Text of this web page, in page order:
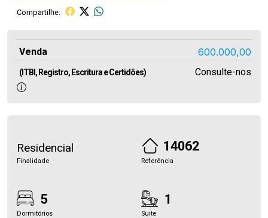
Compartilhe:
Venda 600.000,00
(ITBI, Registro, Escritura e Certidões) Consulte-nos
Residencial
Finalidade
14062
Referência
5
Dormitórios
1
Suite